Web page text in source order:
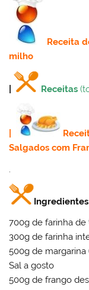
Receita
milho
Receitas
Salgados com
700g de farinha de
300g de farinha
500g de margarina
Sal a gosto
500g de frango